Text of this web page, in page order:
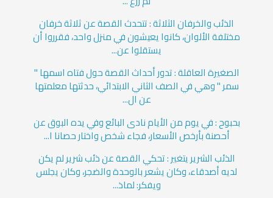
الذئب والخرفان الثلاثة : تتحدث القصة عن ثلاثة خرفان
مختلفة الألوان، كانوا يعيشون في منزل واحد، فقرروا أن
يستقلوا عن...
الصغيرة العاقلة : تدور أحداث القصة حول فتاه اسمها "
سمر " وهي في الصف الثاني الابتدائي، حدثتها معلمتها
عن ال...
بحبوح : في يوم من الأيام نادى البائع وفي يده البوق عن
أحصنة بأرخص الأسعار، فجاء شخص واختار حصانا ا...
الذئب الشرير يتغير : تحكي القصة عن ذئب شرير لم يكن
لديه أصدقاء، وكان يشعر بالوحدة والضجر، وكان يجلس
ويفكر: لماذ...